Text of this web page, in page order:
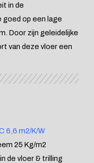
in de
op een lage
Door zijn geleidelijke
van deze vloer een
6,6 m2/K/W
25 Kg/m2
de vloer & trilling